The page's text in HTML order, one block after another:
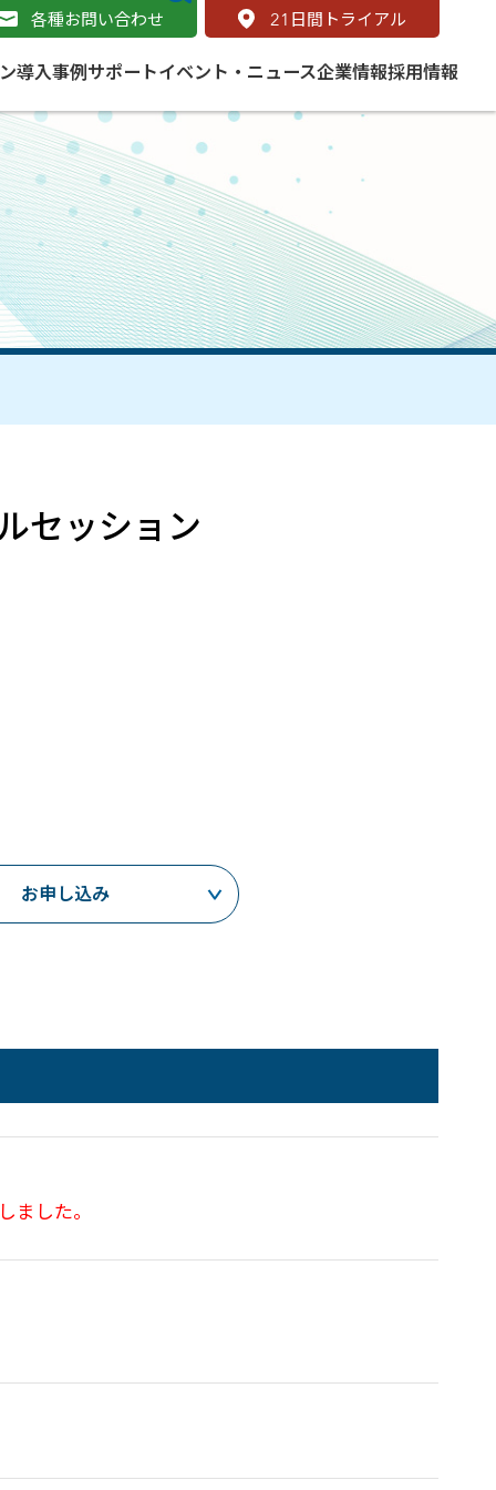
ビス
Cloud Service
のマネージドサービス
ング プラットフォーム
路
トモビリティ
導入事例 サポート
はじめよう
理情報システム）とは
解説
学ぼう ArcGIS
ルサイト
イベント・ニュース企業情報採用情報
各種お問い合わせ 21 日間トライアル
セッション
お申し込み
ました。